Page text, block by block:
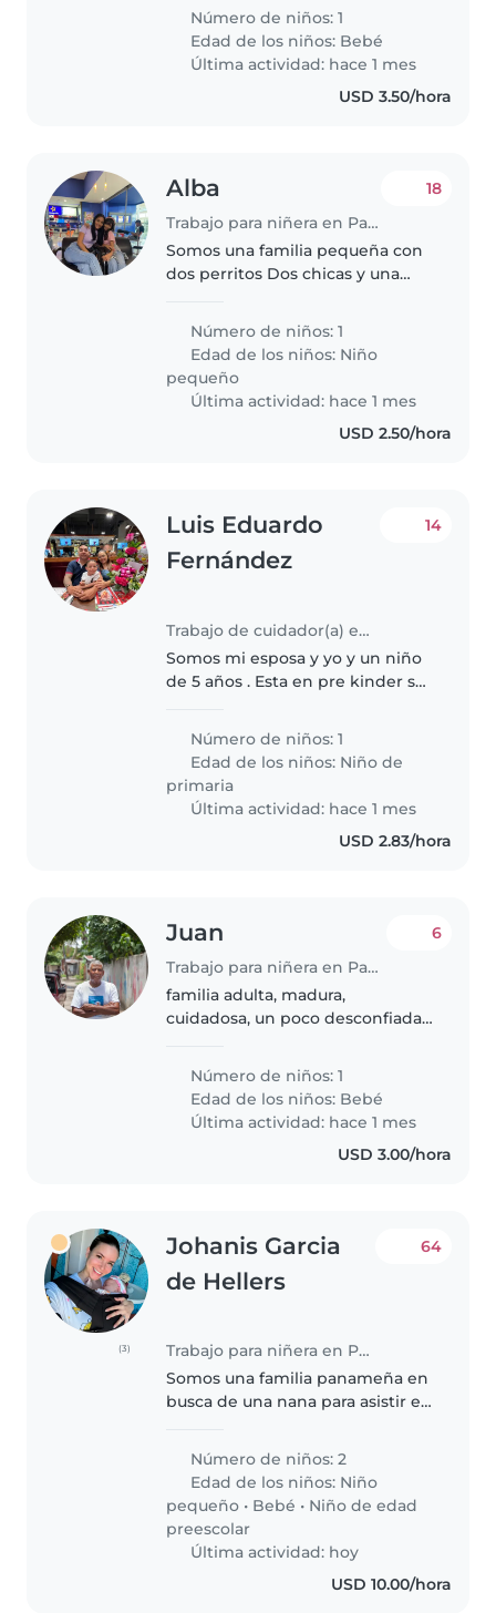
bebé, un niña muy juguetón/a y
muy curioso/a. Necesitamos a
alguien cómodo/a con las tareas..
Número de niños: 1
Edad de los niños: Bebé
Última actividad: hace 1 mes
USD 3.50/hora
Alba
Trabajo para niñera en Panamá
18
Somos una familia pequeña con
dos perritos Dos chicas y una
Número de niños: 1
Edad de los niños: Niño
pequeño
Última actividad: hace 1 mes
USD 2.50/hora
Luis Eduardo
Fernández
Trabajo de cuidador(a) en Panamá
14
Somos mi esposa y yo y un niño
de 5 años . Esta en pre kinder se
amoroso , respetuoso . Más q
todo es para mantener la casa en
orden y que la comida este..
Número de niños: 1
Edad de los niños: Niño de
primaria
Última actividad: hace 1 mes
USD 2.83/hora
Juan
Trabajo para niñera en Panamá
6
familia adulta, madura,
cuidadosa, un poco desconfiada
Número de niños: 1
Edad de los niños: Bebé
Última actividad: hace 1 mes
USD 3.00/hora
(3)
Johanis Garcia
de Hellers
Trabajo para niñera en Panamá
64
Somos una familia panameña en
busca de una nana para asistir en
años. Requisitos para la posición
* 🍳 Saber cocinar comida
panameña. * 🧼 Saber realizar..
Número de niños: 2
Edad de los niños: Niño
pequeño • Bebé • Niño de edad
preescolar
Última actividad: hoy
USD 10.00/hora